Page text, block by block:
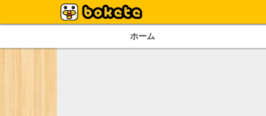
ホーム